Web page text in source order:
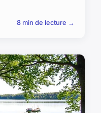
8 min de lecture →